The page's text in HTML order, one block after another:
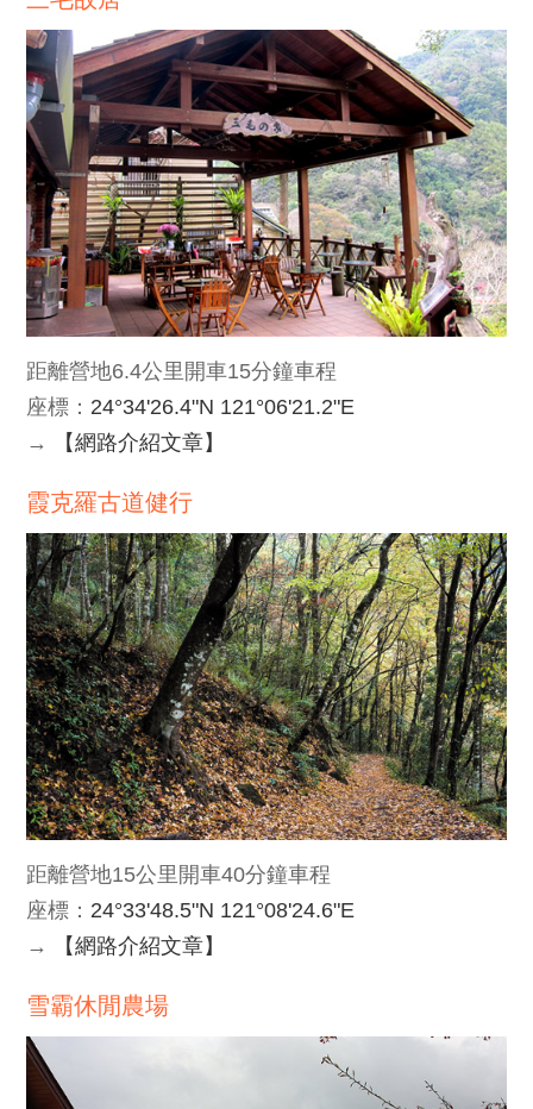
距離營地6.4公里開車15分鐘車程
座標： 24°34'26.4"N 121°06'21.2"E
→
【網路介紹文章】
霞克羅古道健行
距離營地15公里開車40分鐘車程
座標： 24°33'48.5"N 121°08'24.6"E
→
【網路介紹文章】
雪霸休閒農場